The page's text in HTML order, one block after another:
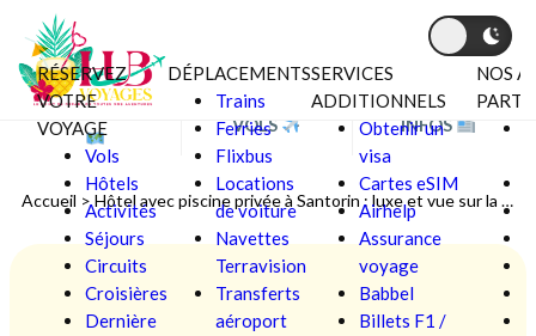
Aller au contenu
RÉSERVEZ
VOTRE
VOYAGE
Vols
Hôtels
Activités
Séjours
Circuits
Croisières
Dernière
DÉPLACEMENTS
Trains
Ferries
Flixbus
Locations
de voiture
Navettes
Terravision
Transferts
aéroport
SERVICES
ADDITIONNELS
Obtenir un
visa
Cartes eSIM
Airhelp
Assurance
voyage
Babbel
Billets F1 /
NOS
BONS PLANS
VOLS INFOS
Accueil >Hôtel avec piscine privée à Santorin : luxe et vue sur la mer Égée